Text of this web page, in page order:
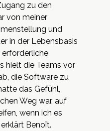
zu den
von meiner
und
in der Lebensbasis
erforderliche
hielt die Teams vor
die Software zu
das Gefühl,
Weg war, auf
wenn ich es
Benoît.